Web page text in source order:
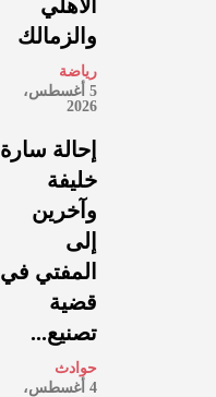
الأهلي
والزمالك
رياضة
5 أغسطس،
2026
إحالة سارة
خليفة
وآخرين
إلى
المفتي في
قضية
تصنيع...
حوادث
4 أغسطس،